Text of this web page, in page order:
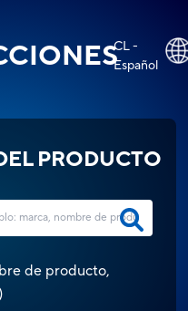
CL -
Español
PRODUCTO
de producto,